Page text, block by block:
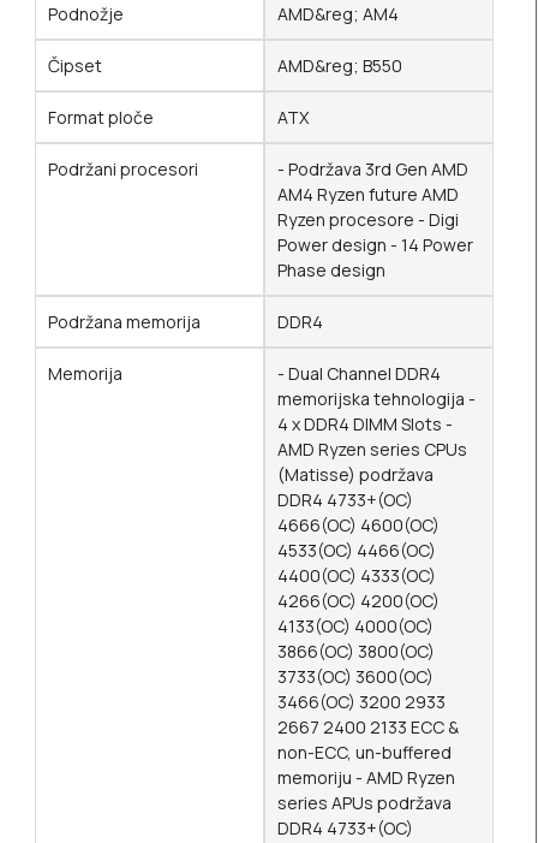
Podnožje AMD&reg; AM4
Čipset AMD&reg; B550
Format ploče ATX
Podržani procesori
- Podržava 3rd Gen AMD
AM4 Ryzen future AMD
Ryzen procesore - Digi
Power design - 14 Power
Phase design
Podržana memorija DDR4
Memorija
- Dual Channel DDR4
memorijska tehnologija -
4 x DDR4 DIMM Slots -
AMD Ryzen series CPUs
(Matisse) podržava
DDR4 4733+(OC)
4666(OC) 4600(OC)
4533(OC) 4466(OC)
4400(OC) 4333(OC)
4266(OC) 4200(OC)
4133(OC) 4000(OC)
3866(OC) 3800(OC)
3733(OC) 3600(OC)
3466(OC) 3200 2933
2667 2400 2133 ECC &
non-ECC, un-buffered
memoriju - AMD Ryzen
series APUs podržava
DDR4 4733+(OC)